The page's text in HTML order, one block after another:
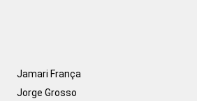
Jamari França
Jorge Grosso